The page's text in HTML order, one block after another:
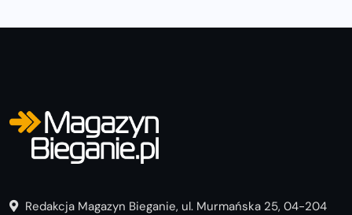
Redakcja Magazyn Bieganie, ul. Murmańska 25, 04-204